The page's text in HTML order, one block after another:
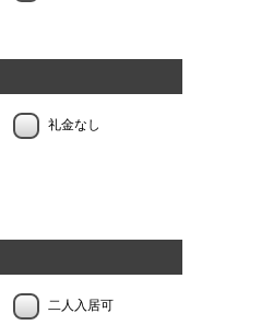
礼金なし
二人入居可